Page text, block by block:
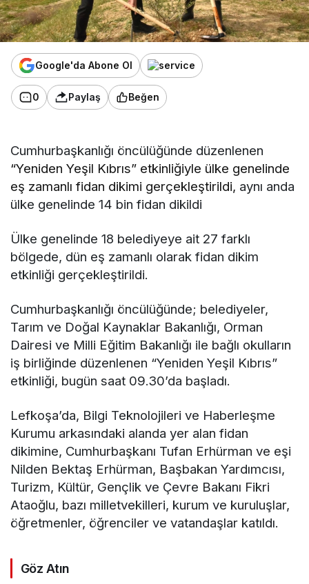
Google'da Abone Ol
0 Paylaş Beğen
Cumhurbaşkanlığı öncülüğünde düzenlenen
“Yeniden Yeşil Kıbrıs” etkinliğiyle ülke genelinde
eş zamanlı fidan dikimi gerçekleştirildi, aynı anda
ülke genelinde 14 bin fidan dikildi
Ülke genelinde 18 belediyeye ait 27 farklı
bölgede, dün eş zamanlı olarak fidan dikim
etkinliği gerçekleştirildi.
Cumhurbaşkanlığı öncülüğünde; belediyeler,
Tarım ve Doğal Kaynaklar Bakanlığı, Orman
Dairesi ve Milli Eğitim Bakanlığı ile bağlı okulların
iş birliğinde düzenlenen “Yeniden Yeşil Kıbrıs”
etkinliği, bugün saat 09.30’da başladı.
Lefkoşa’da, Bilgi Teknolojileri ve Haberleşme
Kurumu arkasındaki alanda yer alan fidan
dikimine, Cumhurbaşkanı Tufan Erhürman ve eşi
Nilden Bektaş Erhürman, Başbakan Yardımcısı,
Turizm, Kültür, Gençlik ve Çevre Bakanı Fikri
Ataoğlu, bazı milletvekilleri, kurum ve kuruluşlar,
öğretmenler, öğrenciler ve vatandaşlar katıldı.
Göz Atın